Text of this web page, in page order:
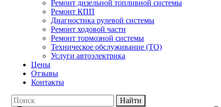
Ремонт дизельной топливной системы
Ремонт КПП
Диагностика рулевой системы
Ремонт ходовой части
Ремонт тормозной системы
Техническое обслуживание (ТО)
Услуги автоэлектрика
Цены
Отзывы
Контакты
Найти